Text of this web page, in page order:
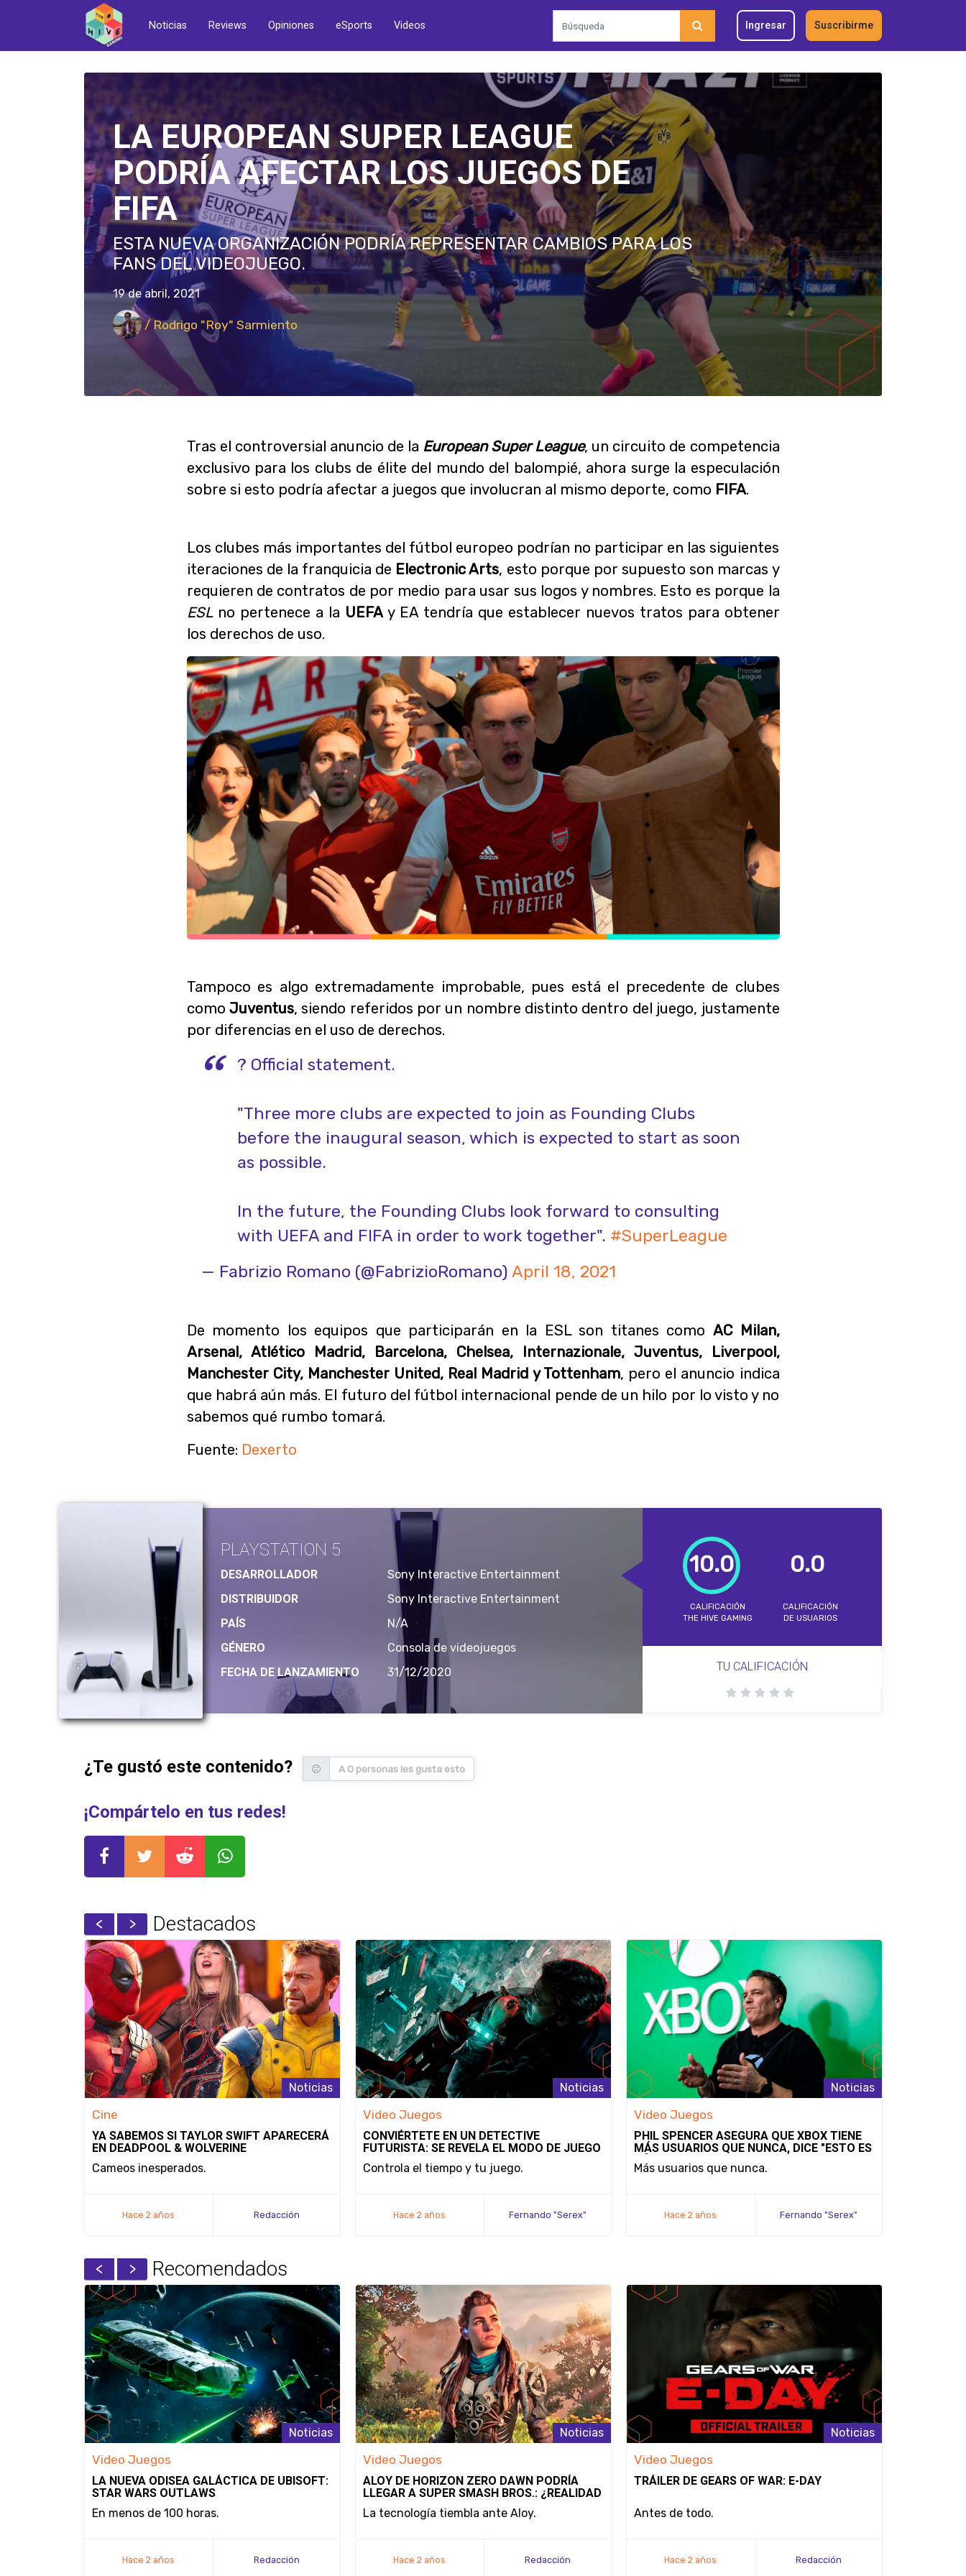
Noticias Reviews Opiniones eSports Videos Ingresar Suscribirme
LA EUROPEAN SUPER LEAGUE
PODRÍA AFECTAR LOS JUEGOS DE
FIFA
ESTA NUEVA ORGANIZACIÓN PODRÍA REPRESENTAR CAMBIOS PARA LOS
FANS DEL VIDEOJUEGO.
19 de abril, 2021
/ Rodrigo "Roy" Sarmiento
Tras el controversial anuncio de la European Super League, un circuito de competencia
exclusivo para los clubs de élite del mundo del balompié, ahora surge la especulación
sobre si esto podría afectar a juegos que involucran al mismo deporte, como FIFA.
Los clubes más importantes del fútbol europeo podrían no participar en las siguientes
iteraciones de la franquicia de Electronic Arts, esto porque por supuesto son marcas y
requieren de contratos de por medio para usar sus logos y nombres. Esto es porque la
ESL no pertenece a la UEFA y EA tendría que establecer nuevos tratos para obtener
los derechos de uso.
Tampoco es algo extremadamente improbable, pues está el precedente de clubes
como Juventus, siendo referidos por un nombre distinto dentro del juego, justamente
por diferencias en el uso de derechos.
? Official statement.
"Three more clubs are expected to join as Founding Clubs
before the inaugural season, which is expected to start as soon
as possible.
In the future, the Founding Clubs look forward to consulting
with UEFA and FIFA in order to work together". #SuperLeague
— Fabrizio Romano (@FabrizioRomano) April 18, 2021
De momento los equipos que participarán en la ESL son titanes como AC Milan,
Arsenal, Atlético Madrid, Barcelona, Chelsea, Internazionale, Juventus, Liverpool,
Manchester City, Manchester United, Real Madrid y Tottenham, pero el anuncio indica
que habrá aún más. El futuro del fútbol internacional pende de un hilo por lo visto y no
sabemos qué rumbo tomará.
Fuente: Dexerto
PLAYSTATION 5
DESARROLLADOR
Sony Interactive Entertainment
DISTRIBUIDOR
Sony Interactive Entertainment
PAÍS
N/A
GÉNERO
Consola de videojuegos
FECHA DE LANZAMIENTO
31/12/2020
10.0
CALIFICACIÓN
THE HIVE GAMING
0.0
CALIFICACIÓN
DE USUARIOS
TU CALIFICACIÓN
¿Te gustó este contenido? A 0 personas les gusta esto
¡Compártelo en tus redes!
Destacados
Noticias
Cine
YA SABEMOS SI TAYLOR SWIFT APARECERÁ
EN DEADPOOL & WOLVERINE
Cameos inesperados.
Hace 2 años Redacción
Noticias
Video Juegos
CONVIÉRTETE EN UN DETECTIVE
FUTURISTA: SE REVELA EL MODO DE JUEGO
Y LA FECHA DE LANZAMIENTO DE NOBODY
WANTS TO DIE
Controla el tiempo y tu juego.
Hace 2 años
Fernando "Serex"
Noticias
Video Juegos
PHIL SPENCER ASEGURA QUE XBOX TIENE
MÁS USUARIOS QUE NUNCA, DICE "ESTO ES
SÓLO EL PRINCIPIO"
Más usuarios que nunca.
Hace 2 años
Fernando "Serex"
Recomendados
Noticias
Video Juegos
LA NUEVA ODISEA GALÁCTICA DE UBISOFT:
STAR WARS OUTLAWS
En menos de 100 horas.
Hace 2 años Redacción
Noticias
Video Juegos
ALOY DE HORIZON ZERO DAWN PODRÍA
LLEGAR A SUPER SMASH BROS.: ¿REALIDAD
O SIMPLE DESEO?
La tecnología tiembla ante Aloy.
Hace 2 años Redacción
Noticias
Video Juegos
TRÁILER DE GEARS OF WAR: E-DAY
Antes de todo.
Hace 2 años Redacción